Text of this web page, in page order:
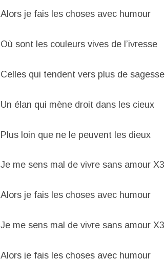
Alors je fais les choses avec humour
Où sont les couleurs vives de l’ivresse
Celles qui tendent vers plus de sagesse
Un élan qui mène droit dans les cieux
Plus loin que ne le peuvent les dieux
Je me sens mal de vivre sans amour X3
Alors je fais les choses avec humour
Je me sens mal de vivre sans amour X3
Alors je fais les choses avec humour